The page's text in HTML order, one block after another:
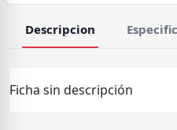
Descripcion
Ficha sin descripción